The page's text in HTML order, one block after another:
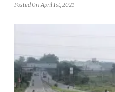
Posted On April 1st, 2021